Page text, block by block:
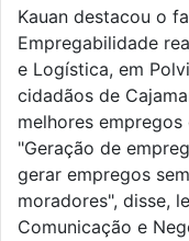
Kauan destacou o
Empregabilidade
e Logística, em
cidadãos de
melhores
"Geração de
gerar empregos
moradores", disse,
Comunicação e